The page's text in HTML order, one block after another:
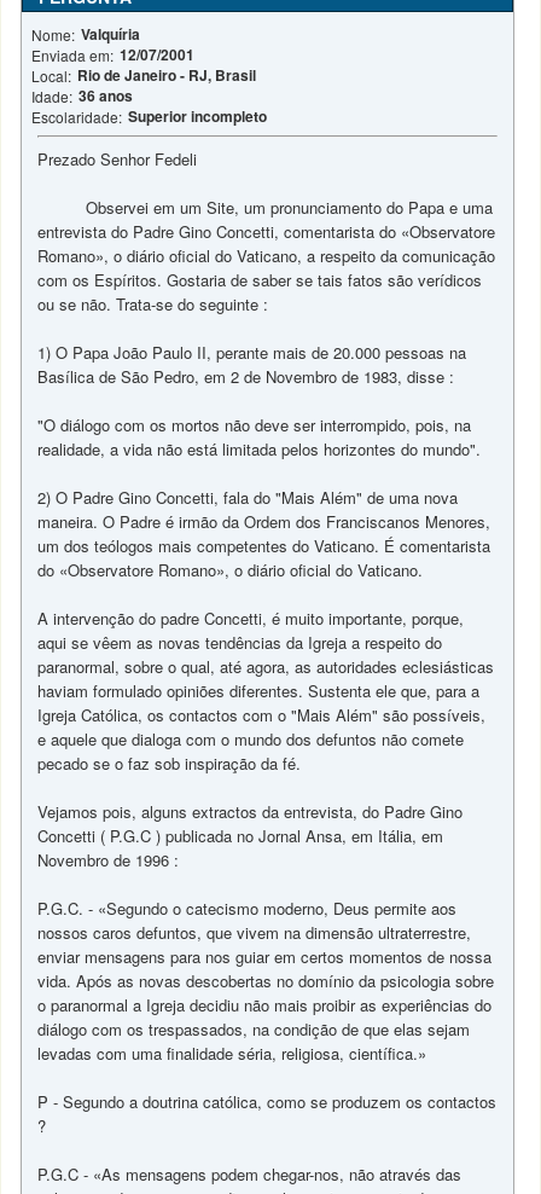
Nome: Valquíria
Enviada em: 12/07/2001
Local: Rio de Janeiro - RJ, Brasil
Idade: 36 anos
Escolaridade: Superior incompleto
Prezado Senhor Fedeli
Observei em um Site, um pronunciamento do Papa e uma
entrevista do Padre Gino Concetti, comentarista do «Observatore
Romano», o diário oficial do Vaticano, a respeito da comunicação
com os Espíritos. Gostaria de saber se tais fatos são verídicos
ou se não. Trata-se do seguinte :
1) O Papa João Paulo II, perante mais de 20.000 pessoas na
Basílica de São Pedro, em 2 de Novembro de 1983, disse :
"O diálogo com os mortos não deve ser interrompido, pois, na
realidade, a vida não está limitada pelos horizontes do mundo".
2) O Padre Gino Concetti, fala do "Mais Além" de uma nova
maneira. O Padre é irmão da Ordem dos Franciscanos Menores,
um dos teólogos mais competentes do Vaticano. É comentarista
do «Observatore Romano», o diário oficial do Vaticano.
A intervenção do padre Concetti, é muito importante, porque,
aqui se vêem as novas tendências da Igreja a respeito do
paranormal, sobre o qual, até agora, as autoridades eclesiásticas
haviam formulado opiniões diferentes. Sustenta ele que, para a
Igreja Católica, os contactos com o "Mais Além" são possíveis,
e aquele que dialoga com o mundo dos defuntos não comete
pecado se o faz sob inspiração da fé.
Vejamos pois, alguns extractos da entrevista, do Padre Gino
Concetti ( P.G.C ) publicada no Jornal Ansa, em Itália, em
Novembro de 1996 :
P.G.C. - «Segundo o catecismo moderno, Deus permite aos
nossos caros defuntos, que vivem na dimensão ultraterrestre,
enviar mensagens para nos guiar em certos momentos de nossa
vida. Após as novas descobertas no domínio da psicologia sobre
o paranormal a Igreja decidiu não mais proibir as experiências do
diálogo com os trespassados, na condição de que elas sejam
levadas com uma finalidade séria, religiosa, científica.»
P - Segundo a doutrina católica, como se produzem os contactos
?
P.G.C - «As mensagens podem chegar-nos, não através das